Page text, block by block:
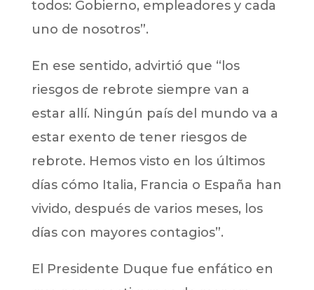
todos: Gobierno, empleadores y cada
uno de nosotros”.
En ese sentido, advirtió que “los
riesgos de rebrote siempre van a
estar allí. Ningún país del mundo va a
estar exento de tener riesgos de
rebrote. Hemos visto en los últimos
días cómo Italia, Francia o España han
vivido, después de varios meses, los
días con mayores contagios”.
El Presidente Duque fue enfático en